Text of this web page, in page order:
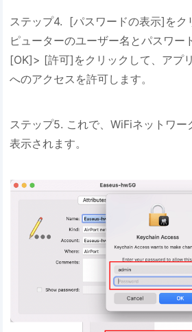
ステップ4. [パスワードの表示]をク
ピューターのユーザー名とパスワー
[OK]> [許可]をクリックして、アプ
へのアクセスを許可します。
ステップ5. これで、WiFiネットワー
表示されます。